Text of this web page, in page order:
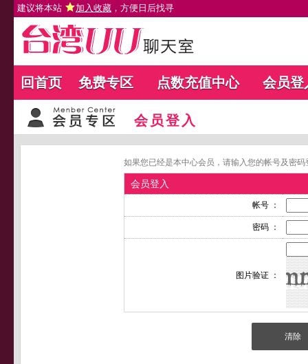
建议将本站 加入收藏 ，方便日后找寻
回首页 免费专区 点数充值中心 会员登
会员登入
如果您已经是本中心会员，请输入您的帐号及密
会员登入
帐号 ：
密码 ：
图片验证 ：